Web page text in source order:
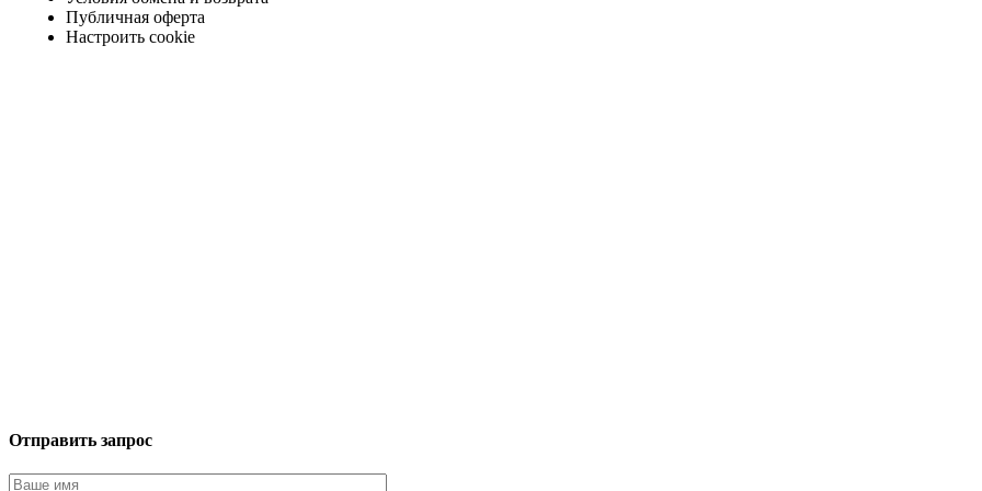
Публичная оферта
Настроить cookie
Отправить запрос